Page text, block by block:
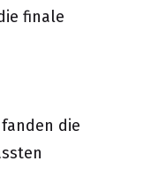
finale
die